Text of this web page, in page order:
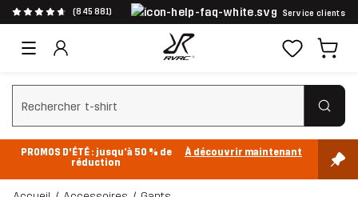
(845 881) Service clients
Effacer la recherche
PROMOS D'ÉTÉ : jusqu’à 50 % de
réduction
À découvrir maintenant